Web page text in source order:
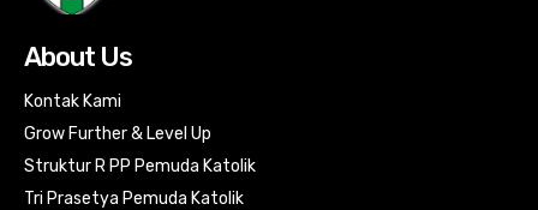
About Us
Kontak Kami
Grow Further & Level Up
Struktur R PP Pemuda Katolik
Tri Prasetya Pemuda Katolik